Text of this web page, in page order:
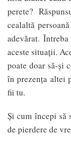
perete?
cealaltă
adevărat.
aceste situații.
poate doar să-și
în prezența altei
fii tu.
Și cum începi să
de pierdere de